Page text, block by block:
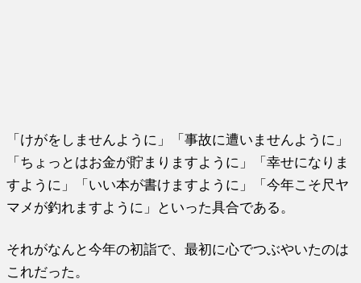
「けがをしませんように」「事故に遭いませんように」
「ちょっとはお金が貯まりますように」「幸せになりま
すように」「いい本が書けますように」「今年こそ尺ヤ
マメが釣れますように」といった具合である。
それがなんと今年の初詣で、最初に心でつぶやいたのは
これだった。